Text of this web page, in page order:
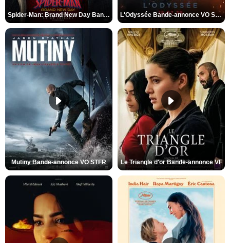
Spider-Man: Brand New Day Bande-annonce VO STFR L'Odyssée Bande-annonce VO STFR
Mutiny Bande-annonce VO STFR Le Triangle d'or Bande-annonce VF